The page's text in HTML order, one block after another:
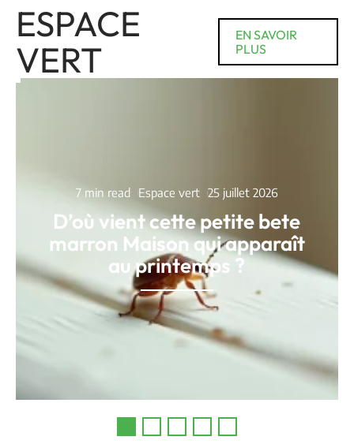
ESPACE
VERT
EN SAVOIR
PLUS
7 min read Espace vert 25 juillet 2026
D’où vient cette petite bete
marron Maison qui apparaît
au printemps ?